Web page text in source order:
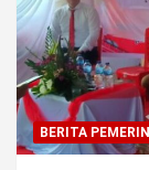
BERITA